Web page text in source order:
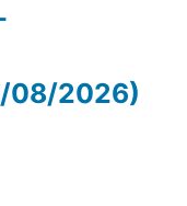
08/2026)